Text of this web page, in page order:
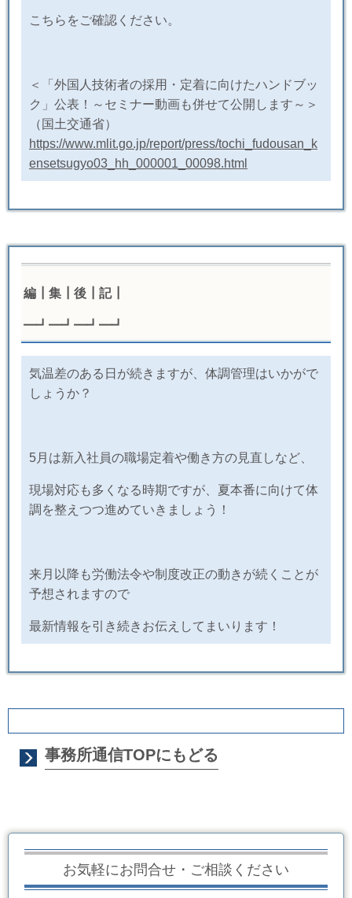
こちらをご確認ください。
＜「外国人技術者の採用・定着に向けたハンドブッ
ク」公表！～セミナー動画も併せて公開します～＞
（国土交通省）
https://www.mlit.go.jp/report/press/tochi_fudousan_k
ensetsugyo03_hh_000001_00098.html
編┃集┃後┃記┃
━┛━┛━┛━┛
気温差のある日が続きますが、体調管理はいかがで
しょうか？
5月は新入社員の職場定着や働き方の見直しなど、
現場対応も多くなる時期ですが、夏本番に向けて体
調を整えつつ進めていきましょう！
来月以降も労働法令や制度改正の動きが続くことが
予想されますので
最新情報を引き続きお伝えしてまいります！
事務所通信TOPにもどる
お気軽にお問合せ・ご相談ください